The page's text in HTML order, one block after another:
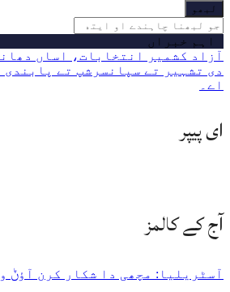
اہم خبراں
آزاد کشمیر انتخابات، اساں
دی تشہیر تے سپانسرشپ تے پابندی
اے۔
ای پیپر
آج کے کالمز
آسٹریلیا: مچھی دا شکار کرن آؤݨ